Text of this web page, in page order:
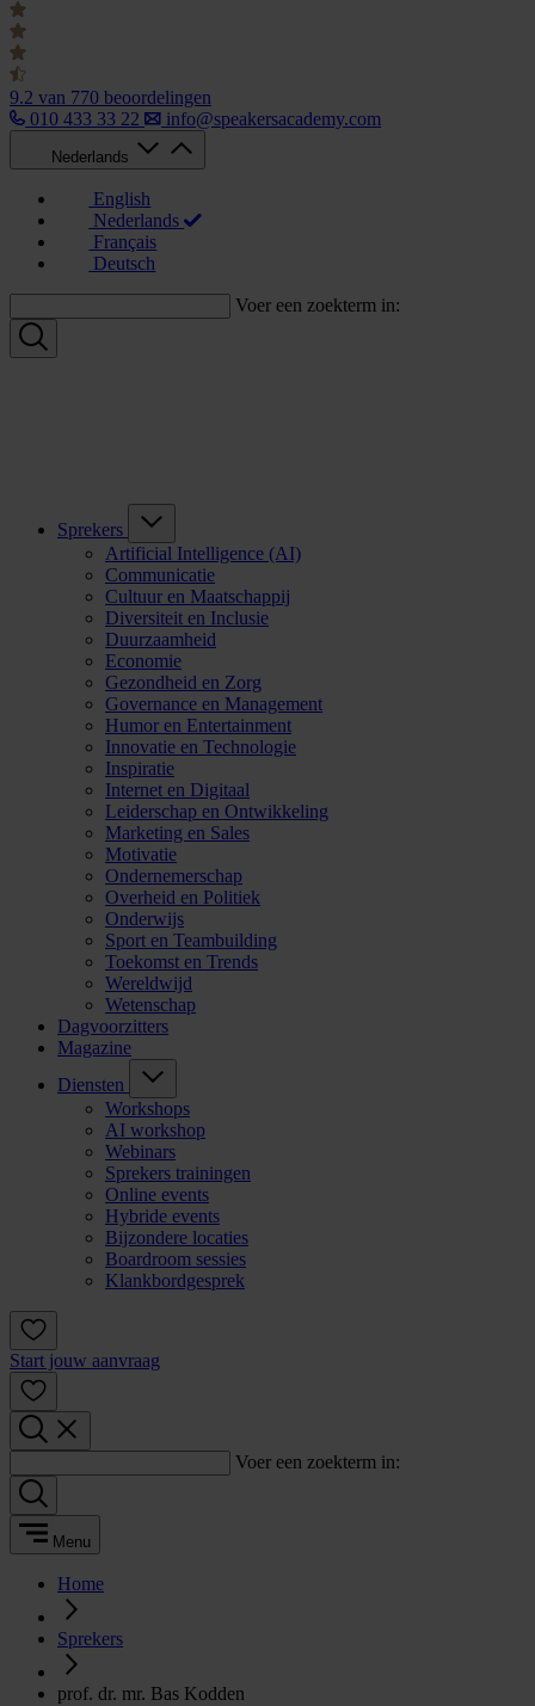
9.2 van 770 beoordelingen
010 433 33 22
info@speakersacademy.com
Nederlands
English
Nederlands
Français
Deutsch
Voer een zoekterm in:
Sprekers
Artificial Intelligence (AI)
Communicatie
Cultuur en Maatschappij
Diversiteit en Inclusie
Duurzaamheid
Economie
Gezondheid en Zorg
Governance en Management
Humor en Entertainment
Innovatie en Technologie
Inspiratie
Internet en Digitaal
Leiderschap en Ontwikkeling
Marketing en Sales
Motivatie
Ondernemerschap
Overheid en Politiek
Onderwijs
Sport en Teambuilding
Toekomst en Trends
Wereldwijd
Wetenschap
Dagvoorzitters
Magazine
Diensten
Workshops
AI workshop
Webinars
Sprekers trainingen
Online events
Hybride events
Bijzondere locaties
Boardroom sessies
Klankbordgesprek
Start jouw aanvraag
Voer een zoekterm in:
Menu
Home
Sprekers
prof. dr. mr. Bas Kodden